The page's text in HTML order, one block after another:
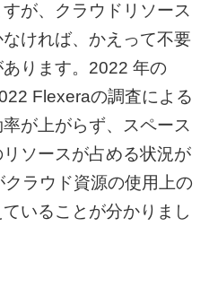
が、クラウドリソース
ければ、かえって不要
ります。 2022 年の
Flexeraの調査による
が上がらず、スペース
ソースが占める状況が
クラウド資源の使用上の
いることが分かりまし